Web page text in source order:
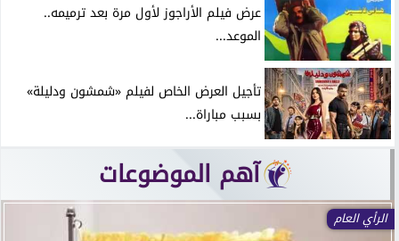
عرض فيلم الأراجوز لأول مرة بعد ترميمه..
الموعد...
تأجيل العرض الخاص لفيلم «شمشون ودليلة»
بسبب مباراة...
آهم الموضوعات
الرأي العام